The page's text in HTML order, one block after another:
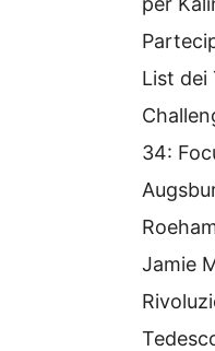
List dei
34:
Jamie